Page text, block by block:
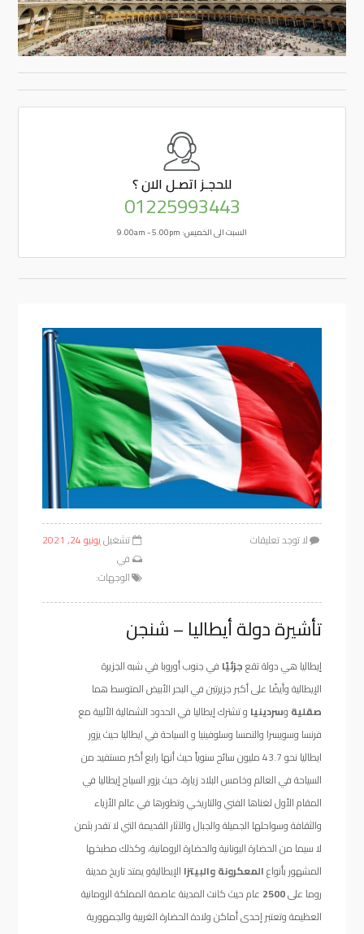
للحجـزاتصـل الان ؟
01225993443
السبت الى الخميس: 9.00am - 5.00pm
تشغيليونيو 24, 2021
في
الوجهات:
لا توجد تعليقات
تأشيرة دولة أيطاليا – شنجن
إيطاليا هي دولة تقعجزئيًا في جنوب أوروبا في شبه الجزيرة
الإيطالية وأيضًا على أكبر جزيرتين في البحر الأبيض المتوسط هما
صقلية وسردينيا و تشترك إيطاليا في الحدود الشمالية الألبية مع
فرنسا وسويسرا والنمسا وسلوفينيا و السياحة في ايطاليا حيث يزور
ايطاليا نحو 43.7 مليون سائح سنوياً حيث أنها رابع أكبر مستفيد من
السياحة في العالم وخامس البلاد زيارة، حيث يزور السياح إيطاليا في
المقام الأول لغناها الفني والتاريخي وتطورها في عالم الأزياء
والثقافة وسواحلها الجميلة والجبال والآثار القديمة التي لا تقدر بثمن
لا سيما من الحضارة اليونانية والحضارة الرومانية، وكذلك مطبخها
المشهور بأنواعالمعكرونة والبيتزا الإيطاليةو يمتد تاريخ مدينة
روما على2500 عام حيث كانت المدينة عاصمة المملكة الرومانية
العظيمة وتعتبر إحدى أماكن ولادة الحضارة الغربية والجمهورية